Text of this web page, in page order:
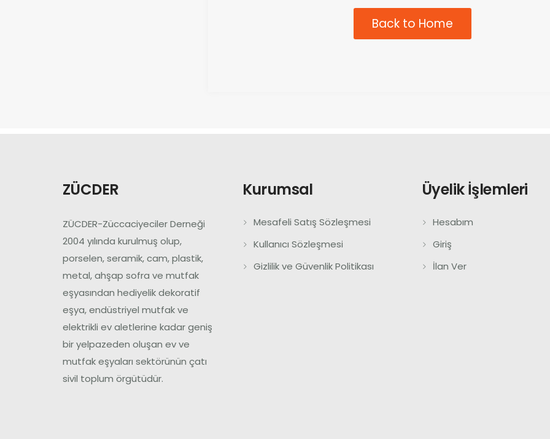
Back to Home
ZÜCDER
ZÜCDER-Züccaciyeciler Derneği
2004 yılında kurulmuş olup,
porselen, seramik, cam, plastik,
metal, ahşap sofra ve mutfak
eşyasından hediyelik dekoratif
eşya, endüstriyel mutfak ve
elektrikli ev aletlerine kadar geniş
bir yelpazeden oluşan ev ve
mutfak eşyaları sektörünün çatı
sivil toplum örgütüdür.
Kurumsal
Mesafeli Satış Sözleşmesi
Kullanıcı Sözleşmesi
Gizlilik ve Güvenlik Politikası
Üyelik İşlemleri
Hesabım
Giriş
İlan Ver